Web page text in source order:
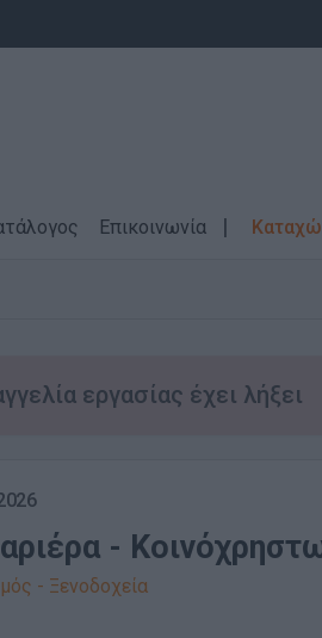
Επικοινωνία
εργασίας έχει λήξει
-
- Ξενοδοχεία